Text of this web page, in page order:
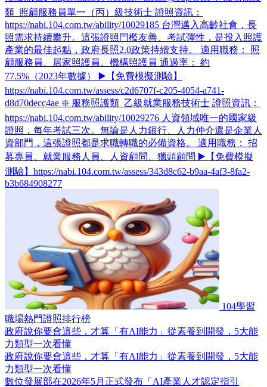
類_照顧服務員單一（丙）級技術士 證照資訊：
https://nabi.104.com.tw/ability/10029185 台灣邁入高齡社會，長
照需求持續攀升。這張證照門檻友善、考試彈性，是投入照護
產業的最佳起點，政府長照2.0政策持續支持。 適用職務： 照
顧服務員、居家照護員、機構照護員 通過率： 約
77.5%（2023年數據） ▶️【免費模擬測驗】
https://nabi.104.com.tw/assess/c2d6707f-c205-4054-a741-
d8d70decc4ae ❇️ 服務照護類_乙級就業服務技術士 證照資訊：
https://nabi.104.com.tw/ability/10029276 人資領域唯一的國家級
證照，每年考試三次。無論是人力銀行、人力仲介還是企業人
資部門，這張證照都是求職轉職的必備資格。 適用職務： 招
募專員、就業服務人員、人資顧問、獵頭顧問 ▶️【免費模擬
測驗】https://nabi.104.com.tw/assess/343d8c62-b9aa-4af3-8fa2-
b3b684908277
104學習
職場熱門證照排行榜
政府說你要會這些，才算「有AI能力」從素養到開發，5大能
力類型一次看懂
政府說你要會這些，才算「有AI能力」從素養到開發，5大能
力類型一次看懂
數位發展部在2026年5月正式發布「AI產業人才認定指引